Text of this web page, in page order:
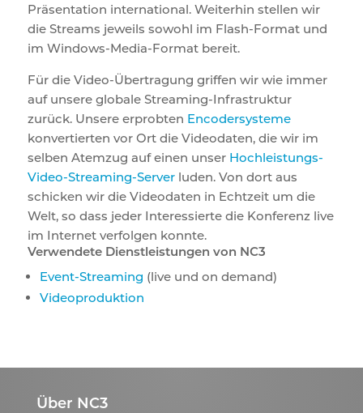
Präsentation international. Weiterhin stellen wir
die Streams jeweils sowohl im Flash-Format und
im Windows-Media-Format bereit.
Für die Video-Übertragung griffen wir wie immer
auf unsere globale Streaming-Infrastruktur
zurück. Unsere erprobten Encodersysteme
konvertierten vor Ort die Videodaten, die wir im
selben Atemzug auf einen unser Hochleistungs-
Video-Streaming-Serverluden. Von dort aus
schicken wir die Videodaten in Echtzeit um die
Welt, so dass jeder Interessierte die Konferenz live
im Internet verfolgen konnte.
Verwendete Dienstleistungen von NC3
Event-Streaming (live und on demand)
Videoproduktion
Über NC3